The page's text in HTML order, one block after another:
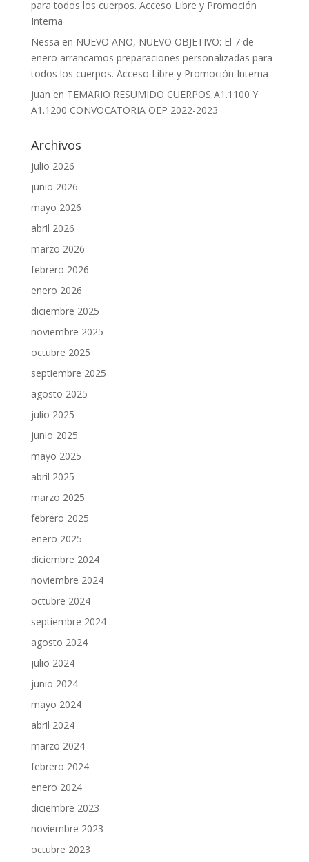
para todos los cuerpos. Acceso Libre y Promoción
Interna
Nessa en NUEVO AÑO, NUEVO OBJETIVO: El 7 de
enero arrancamos preparaciones personalizadas para
todos los cuerpos. Acceso Libre y Promoción Interna
juan en TEMARIO RESUMIDO CUERPOS A1.1100 Y
A1.1200 CONVOCATORIA OEP 2022-2023
Archivos
julio 2026
junio 2026
mayo 2026
abril 2026
marzo 2026
febrero 2026
enero 2026
diciembre 2025
noviembre 2025
octubre 2025
septiembre 2025
agosto 2025
julio 2025
junio 2025
mayo 2025
abril 2025
marzo 2025
febrero 2025
enero 2025
diciembre 2024
noviembre 2024
octubre 2024
septiembre 2024
agosto 2024
julio 2024
junio 2024
mayo 2024
abril 2024
marzo 2024
febrero 2024
enero 2024
diciembre 2023
noviembre 2023
octubre 2023